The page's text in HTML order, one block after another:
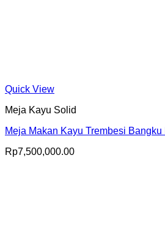
Quick View
Meja Kayu Solid
Meja Makan Kayu Trembesi
Rp7,500,000.00